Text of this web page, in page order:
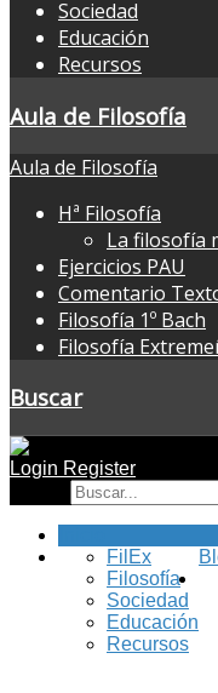
Sociedad
Educación
Recursos
Aula de Filosofía
Aula de Filosofía
Hª Filosofía
La filosofía
Ejercicios PAU
Comentario
Filosofía 1º Bach
Filosofía
Buscar
Login Register
FilEx
Filosofía
Sociedad
Educación
Recursos